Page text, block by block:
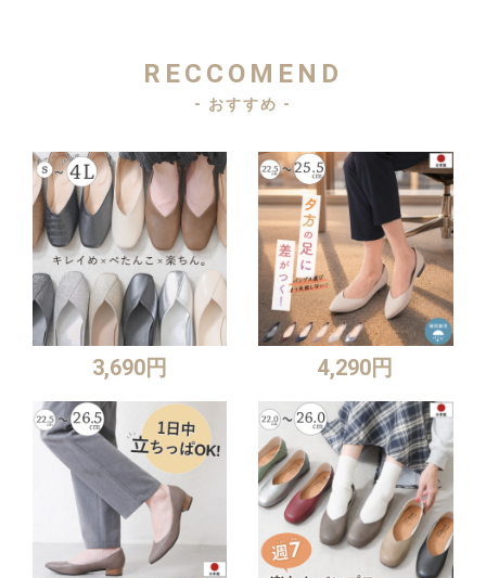
RECCOMEND
- おすすめ -
3,690円 4,290円